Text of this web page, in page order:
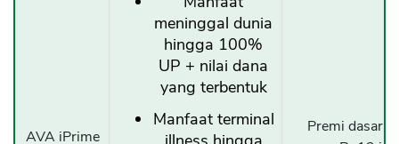
AVA iPrime
meninggal dunia
hingga 100%
UP + nilai dana
yang terbentuk
Manfaat terminal
Premi dasar